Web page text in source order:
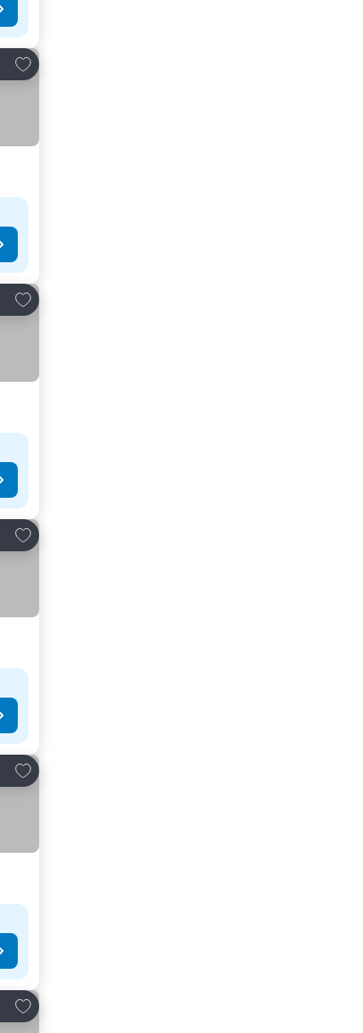
Dodati u favorite
Dodati u favorite
Dodati u favorite
Dodati u favorite
Dodati u favorite